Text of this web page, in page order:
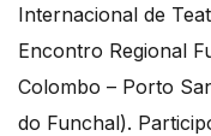
Internacional de
Encontro Regional
Colombo – Porto
do Funchal).